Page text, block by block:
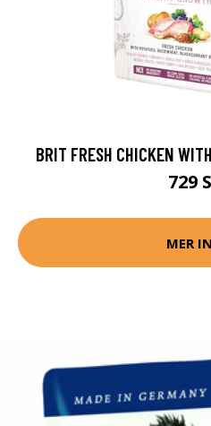
BRIT FRESH CHICKEN
729
MER